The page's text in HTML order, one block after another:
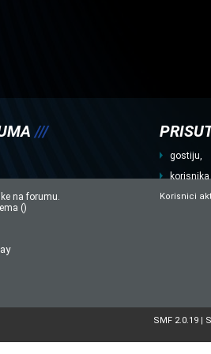
///
na forumu.
()
gostiju,
korisnika
Korisnici
SMF 2.0.19|